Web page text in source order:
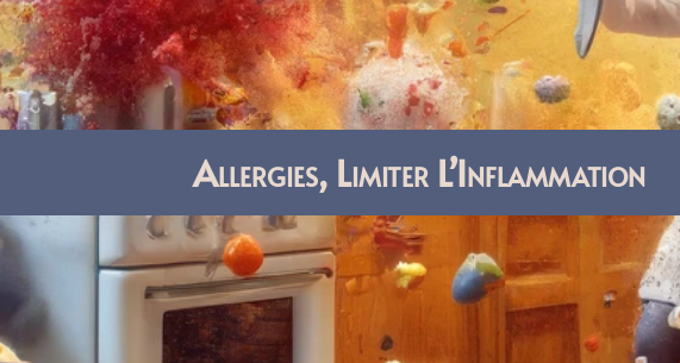
Allergies, Limiter L’Inflammation